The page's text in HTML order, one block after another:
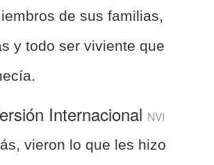
de sus familias,
y todo ser viviente que
Internacional NVI
vieron lo que les hizo